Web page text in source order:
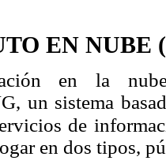
EN NUBE
en la
un sistema
de
en dos tipos,